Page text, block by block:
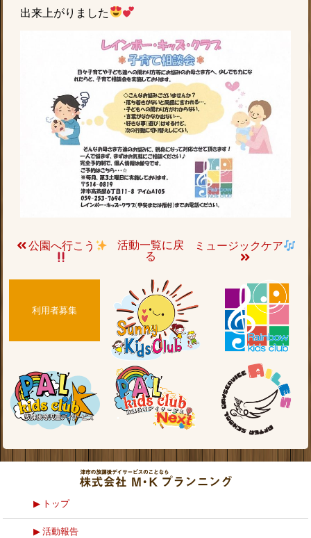
出来上がりました
公園へ行こう
活動一覧に戻
る
ミュージックケア
利用者募集
トップ
活動報告